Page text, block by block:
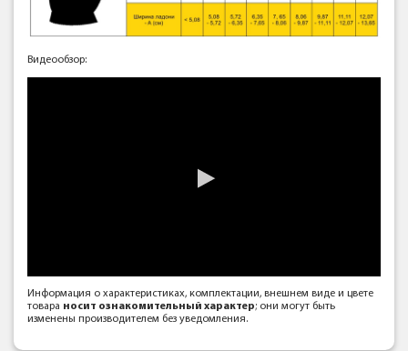
Видеообзор:
Информация о характеристиках, комплектации, внешнем виде и цвете
товара носит ознакомительный характер; они могут быть
изменены производителем без уведомления.